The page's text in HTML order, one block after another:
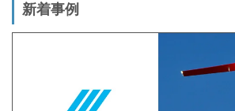
新着事例